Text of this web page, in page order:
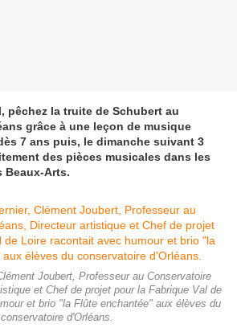
pêchez la truite de Schubert au
grâce à une leçon de musique
7 ans puis, le dimanche suivant 3
des pièces musicales dans les
Beaux-Arts.
Joubert, Professeur au Conservatoire
et Chef de projet pour la Fabrique Val de
et brio "la Flûte enchantée" aux élèves du
conservatoire d'Orléans.